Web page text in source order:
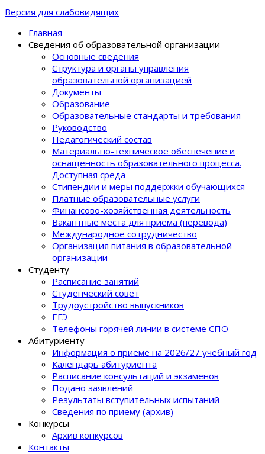
Версия для слабовидящих
Главная
Сведения об образовательной организации
Основные сведения
Структура и органы управления
образовательной организацией
Документы
Образование
Образовательные стандарты и требования
Руководство
Педагогический состав
Материально-техническое обеспечение и
оснащенность образовательного процеcса.
Доступная среда
Стипендии и меры поддержки обучающихся
Платные образовательные услуги
Финансово-хозяйственная деятельность
Вакантные места для приёма (перевода)
Международное сотрудничество
Организация питания в образовательной
организации
Студенту
Расписание занятий
Студенческий совет
Трудоустройство выпускников
ЕГЭ
Телефоны горячей линии в системе СПО
Абитуриенту
Информация о приеме на 2026/27 учебный год
Календарь абитуриента
Расписание консультаций и экзаменов
Подано заявлений
Результаты вступительных испытаний
Сведения по приему (архив)
Конкурсы
Архив конкурсов
Контакты